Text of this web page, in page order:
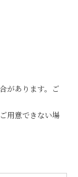
があります。ご
用意できない場